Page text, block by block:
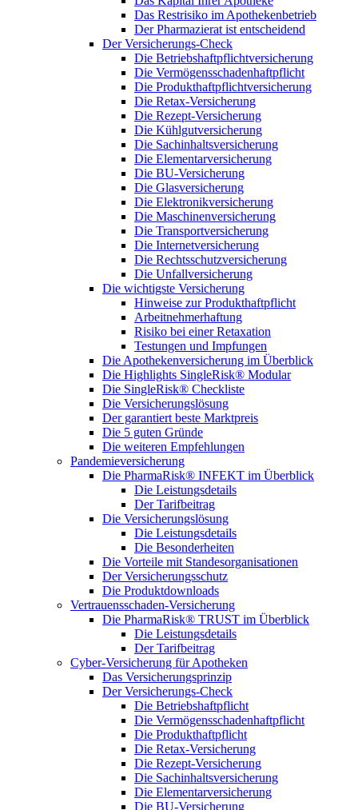
Das Restrisiko im Apothekenbetrieb
Der Pharmazierat ist entscheidend
Der Versicherungs-Check
Die Betriebshaftpflichtversicherung
Die Vermögensschadenhaftpflicht
Die Produkthaftpflichtversicherung
Die Retax-Versicherung
Die Rezept-Versicherung
Die Kühlgutversicherung
Die Sachinhaltsversicherung
Die Elementarversicherung
Die BU-Versicherung
Die Glasversicherung
Die Elektronikversicherung
Die Maschinenversicherung
Die Transportversicherung
Die Internetversicherung
Die Rechtsschutzversicherung
Die Unfallversicherung
Die wichtigste Versicherung
Hinweise zur Produkthaftpflicht
Arbeitnehmerhaftung
Risiko bei einer Retaxation
Testungen und Impfungen
Die Apothekenversicherung im Überblick
Die Highlights SingleRisk® Modular
Die SingleRisk® Checkliste
Die Versicherungslösung
Der garantiert beste Marktpreis
Die 5 guten Gründe
Die weiteren Empfehlungen
Pandemieversicherung
Die PharmaRisk® INFEKT im Überblick
Die Leistungsdetails
Der Tarifbeitrag
Die Versicherungslösung
Die Leistungsdetails
Die Besonderheiten
Die Vorteile mit Standesorganisationen
Der Versicherungsschutz
Die Produktdownloads
Vertrauensschaden-Versicherung
Die PharmaRisk® TRUST im Überblick
Die Leistungsdetails
Der Tarifbeitrag
Cyber-Versicherung für Apotheken
Das Versicherungsprinzip
Der Versicherungs-Check
Die Betriebshaftpflicht
Die Vermögensschadenhaftpflicht
Die Produkthaftpflicht
Die Retax-Versicherung
Die Rezept-Versicherung
Die Sachinhaltsversicherung
Die Elementarversicherung
Die BU-Versicherung